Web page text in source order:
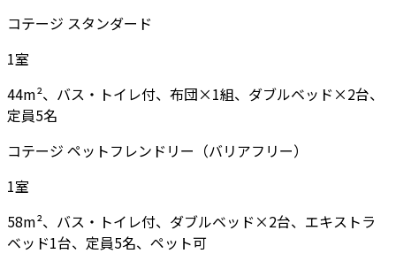
コテージ スタンダード
1室
44m²、バス・トイレ付、布団×1組、ダブルベッド×2台、
定員5名
コテージ ペットフレンドリー（バリアフリー）
1室
58m²、バス・トイレ付、ダブルベッド×2台、エキストラ
ベッド1台、定員5名、ペット可